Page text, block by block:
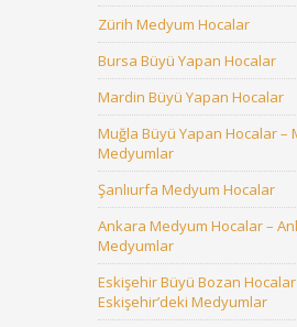
Zürih Medyum Hocalar
Bursa Büyü Yapan Hocalar
Mardin Büyü Yapan Hocalar
Muğla Büyü Yapan Hocalar –
Medyumlar
Şanlıurfa Medyum Hocalar
Ankara Medyum Hocalar –
Medyumlar
Eskişehir Büyü Bozan Hocalar
Eskişehir’deki Medyumlar